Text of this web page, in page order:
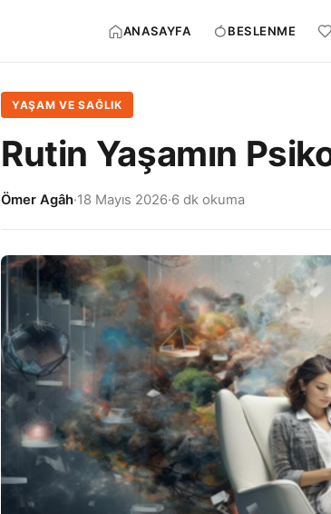
ANASAYFA BESLENME
YAŞAM VE SAĞLIK
Rutin Yaşamın
Ömer Agâh·18 Mayıs 2026·6 dk okuma